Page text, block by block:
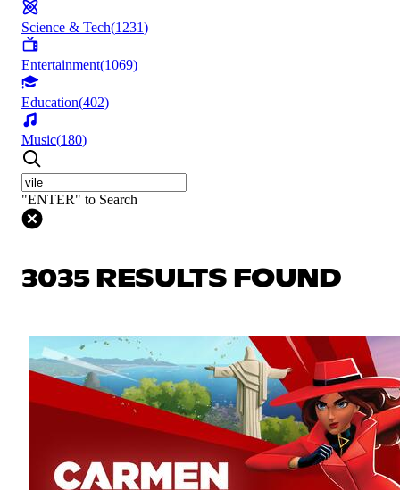
Science & Tech(1231)
Entertainment(1069)
Education(402)
Music(180)
"ENTER" to Search
3035 RESULTS FOUND